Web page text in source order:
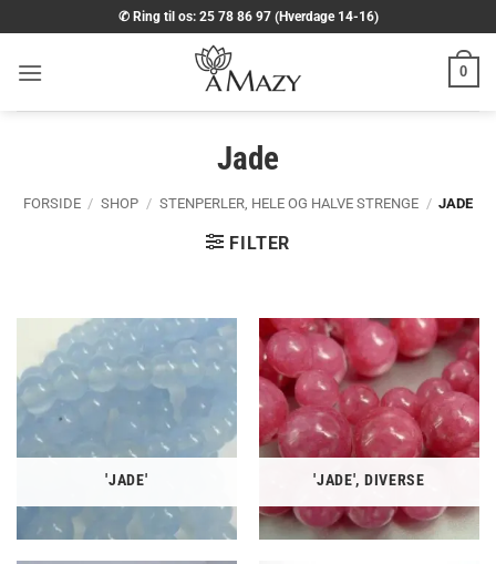
til
indhold
✆ Ring til os: 25 78 86 97 (Hverdage 14-16)
0
Jade
FORSIDE / SHOP / STENPERLER, HELE OG HALVE STRENGE / JADE
FILTER
'JADE' 'JADE', DIVERSE